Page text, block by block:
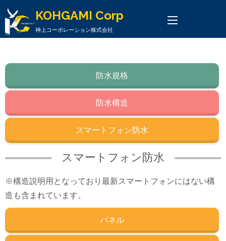
KOHGAMI Corp
神上コーポレーション株式会社
防水規格
防水構造
スマートフォン防水
スマートフォン防水
※構造説明用となっており最新スマートフォンにはない構
造も含まれています。
パネル